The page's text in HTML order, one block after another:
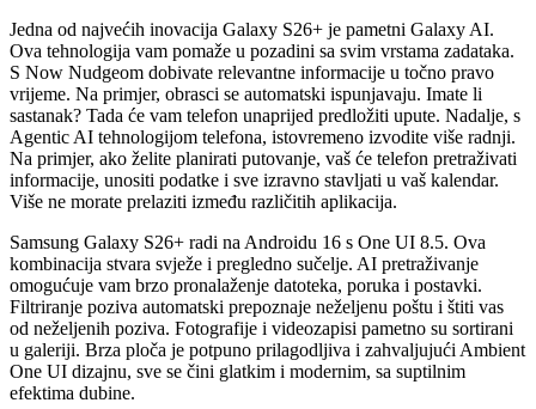
Jedna od najvećih inovacija Galaxy S26+ je pametni Galaxy AI.
Ova tehnologija vam pomaže u pozadini sa svim vrstama zadataka.
S Now Nudgeom dobivate relevantne informacije u točno pravo
vrijeme. Na primjer, obrasci se automatski ispunjavaju. Imate li
sastanak? Tada će vam telefon unaprijed predložiti upute. Nadalje, s
Agentic AI tehnologijom telefona, istovremeno izvodite više radnji.
Na primjer, ako želite planirati putovanje, vaš će telefon pretraživati
informacije, unositi podatke i sve izravno stavljati u vaš kalendar.
Više ne morate prelaziti između različitih aplikacija.
Samsung Galaxy S26+ radi na Androidu 16 s One UI 8.5. Ova
kombinacija stvara svježe i pregledno sučelje. AI pretraživanje
omogućuje vam brzo pronalaženje datoteka, poruka i postavki.
Filtriranje poziva automatski prepoznaje neželjenu poštu i štiti vas
od neželjenih poziva. Fotografije i videozapisi pametno su sortirani
u galeriji. Brza ploča je potpuno prilagodljiva i zahvaljujući Ambient
One UI dizajnu, sve se čini glatkim i modernim, sa suptilnim
efektima dubine.